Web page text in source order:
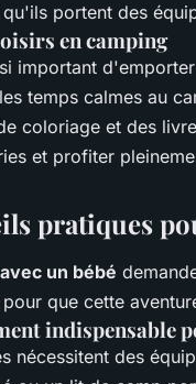
portent des
en camping
important
temps calmes au
coloriage et des
et profiter
pratiques
un bébé
pour que cette
indispensable
nécessitent des